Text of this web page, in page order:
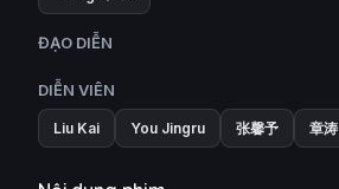
ĐẠO DIỄN
DIỄN VIÊN
Liu Kai You Jingru 张馨予 章涛